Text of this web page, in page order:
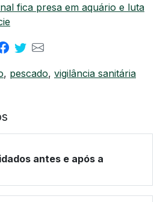
fica presa em aquário e luta
, pescado, vigilância sanitária
antes e após a